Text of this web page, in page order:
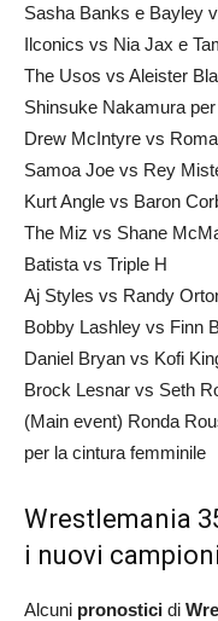
Sasha Banks e Bayley
Ilconics vs Nia Jax e
The Usos vs Aleister
Shinsuke Nakamura
Drew McIntyre vs
Samoa Joe vs Rey
Kurt Angle vs Baron
The Miz vs Shane
Batista vs Triple H
Aj Styles vs Randy
Bobby Lashley vs Finn
Daniel Bryan vs Kofi
Brock Lesnar vs Seth
(Main event) Ronda
per la cintura femminile
Wrestlemania
i nuovi
Alcuni pronostici di